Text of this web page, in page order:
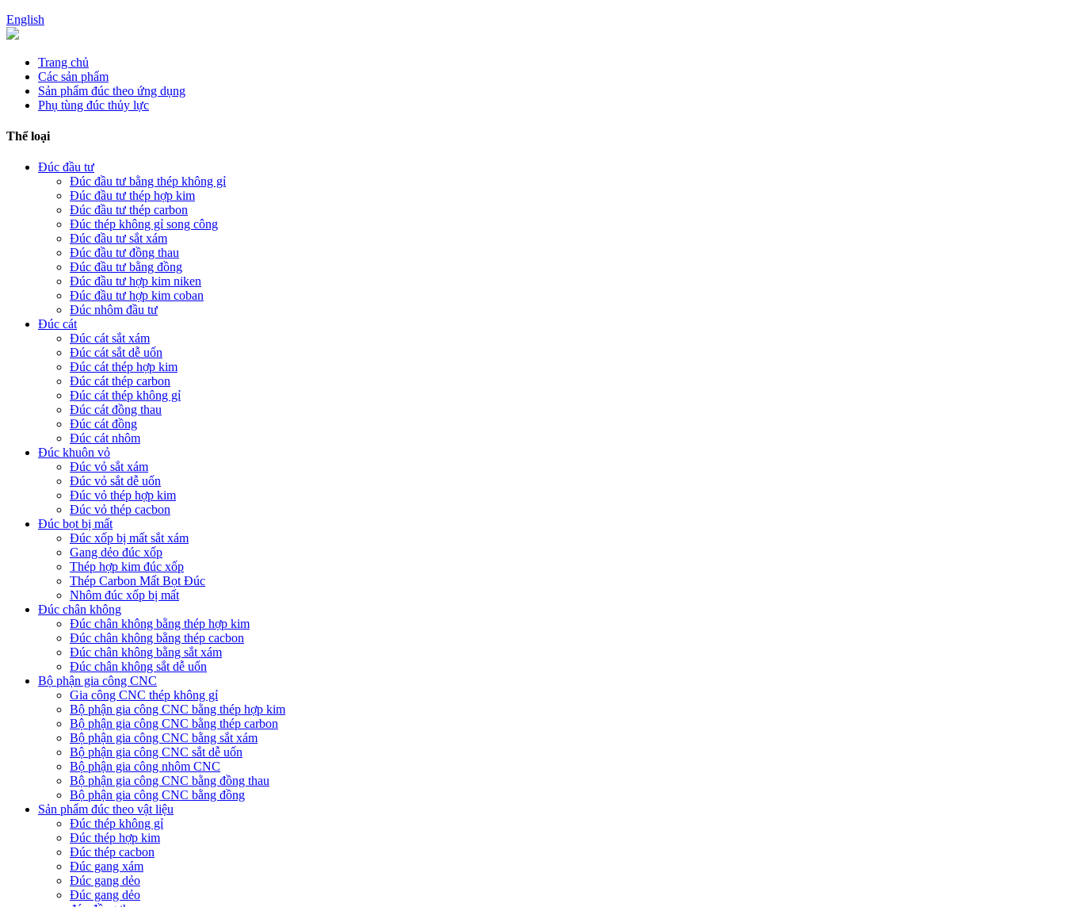
English
Trang chủ
Các sản phẩm
Sản phẩm đúc theo ứng dụng
Phụ tùng đúc thủy lực
Thể loại
Đúc đầu tư
Đúc đầu tư bằng thép không gỉ
Đúc đầu tư thép hợp kim
Đúc đầu tư thép carbon
Đúc thép không gỉ song công
Đúc đầu tư sắt xám
Đúc đầu tư đồng thau
Đúc đầu tư bằng đồng
Đúc đầu tư hợp kim niken
Đúc đầu tư hợp kim coban
Đúc nhôm đầu tư
Đúc cát
Đúc cát sắt xám
Đúc cát sắt dễ uốn
Đúc cát thép hợp kim
Đúc cát thép carbon
Đúc cát thép không gỉ
Đúc cát đồng thau
Đúc cát đồng
Đúc cát nhôm
Đúc khuôn vỏ
Đúc vỏ sắt xám
Đúc vỏ sắt dễ uốn
Đúc vỏ thép hợp kim
Đúc vỏ thép cacbon
Đúc bọt bị mất
Đúc xốp bị mất sắt xám
Gang dẻo đúc xốp
Thép hợp kim đúc xốp
Thép Carbon Mất Bọt Đúc
Nhôm đúc xốp bị mất
Đúc chân không
Đúc chân không bằng thép hợp kim
Đúc chân không bằng thép cacbon
Đúc chân không bằng sắt xám
Đúc chân không sắt dễ uốn
Bộ phận gia công CNC
Gia công CNC thép không gỉ
Bộ phận gia công CNC bằng thép hợp kim
Bộ phận gia công CNC bằng thép carbon
Bộ phận gia công CNC bằng sắt xám
Bộ phận gia công CNC sắt dễ uốn
Bộ phận gia công nhôm CNC
Bộ phận gia công CNC bằng đồng thau
Bộ phận gia công CNC bằng đồng
Sản phẩm đúc theo vật liệu
Đúc thép không gỉ
Đúc thép hợp kim
Đúc thép cacbon
Đúc gang xám
Đúc gang dẻo
Đúc gang dẻo